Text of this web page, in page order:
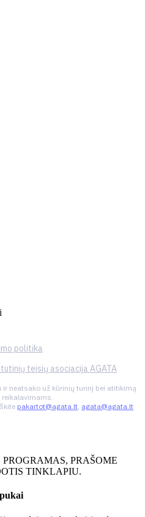
politika
teisių asociacija AGATA
ir neatsako už kūrinių turinį bei atitikimą
pakartot@agata.lt, agata@agata.lt
PRAŠOME
TINKLAPIU.